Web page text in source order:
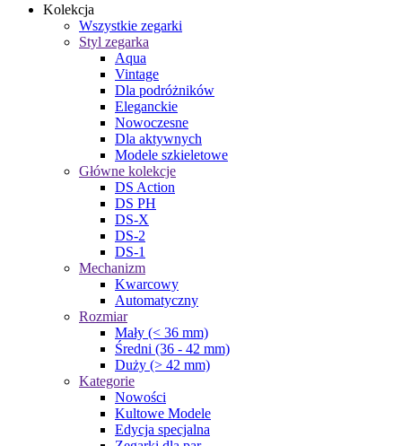
Kolekcja
Wszystkie zegarki
Styl zegarka
Aqua
Vintage
Dla podróżników
Eleganckie
Nowoczesne
Dla aktywnych
Modele szkieletowe
Główne kolekcje
DS Action
DS PH
DS-X
DS-2
DS-1
Mechanizm
Kwarcowy
Automatyczny
Rozmiar
Mały (< 36 mm)
Średni (36 - 42 mm)
Duży (> 42 mm)
Kategorie
Nowości
Kultowe Modele
Edycja specjalna